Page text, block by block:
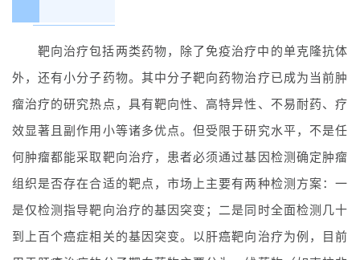
讯
视
专
区
彩
活
动
靶向治疗包括两类药物，除了免疫治疗中的单克隆抗体
外，还有小分子药物。其中分子靶向药物治疗已成为当前肿
瘤治疗的研究热点，具有靶向性、高特异性、不易耐药、疗
效显著且副作用小等诸多优点。但受限于研究水平，不是任
何肿瘤都能采取靶向治疗，患者必须通过基因检测确定肿瘤
组织是否存在合适的靶点，市场上主要有两种检测方案：一
是仅检测指导靶向治疗的基因突变；二是同时全面检测几十
到上百个癌症相关的基因突变。以肝癌靶向治疗为例，目前